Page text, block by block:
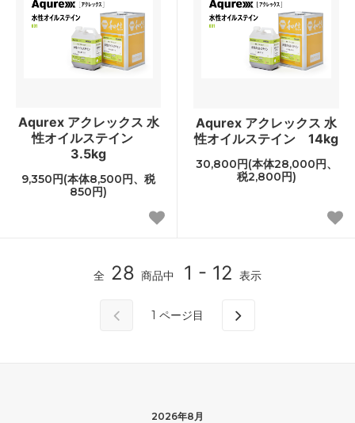
Aqurex アクレックス 水
性オイルステイン
3.5kg
9,350円(本体8,500円、税
850円)
Aqurex アクレックス 水
性オイルステイン 14kg
30,800円(本体28,000円、
税2,800円)
全 28 商品中 1 - 12 表示
1 ページ目
2026年8月